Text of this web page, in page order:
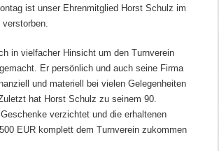
ist unser Ehrenmitglied Horst Schulz im
in vielfacher Hinsicht um den Turnverein
Er persönlich und auch seine Firma
und materiell bei vielen Gelegenheiten
hat Horst Schulz zu seinem 90.
verzichtet und die erhaltenen
EUR komplett dem Turnverein zukommen